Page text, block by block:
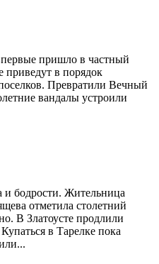
пришло в частный
приведут в порядок
Превратили Вечный
вандалы устроили
бодрости. Жительница
отметила столетний
В Златоусте продлили
в Тарелке пока